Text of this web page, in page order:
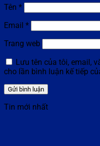
Tên *
Email *
Trang web
Lưu tên của tôi, email,
cho lần bình luận kế tiếp
Tin mới nhất